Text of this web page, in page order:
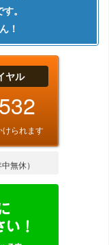
。
！
ヤル
けられます
中無休）